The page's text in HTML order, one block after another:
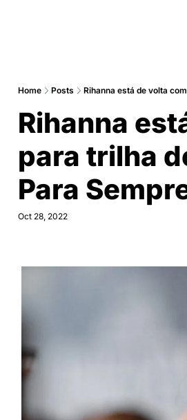
Home Posts Rihanna está de volta
Rihanna
para trilha
Para
Oct 28, 2022